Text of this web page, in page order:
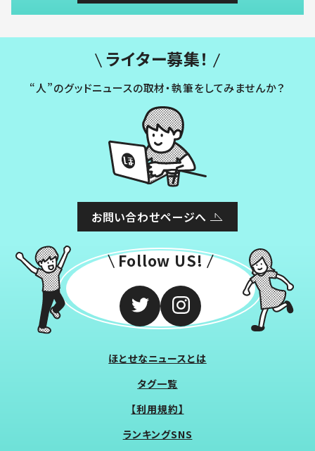
ライター募集！
“人”のグッドニュースの取材・執筆をしてみませんか？
お問い合わせページへ
Follow US!
ほとせなニュースとは
タグ一覧
【利用規約】
ランキングSNS